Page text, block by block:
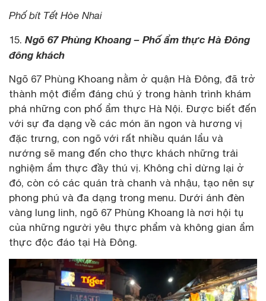
Phố bít Tết Hòe Nhai
15. Ngõ 67 Phùng Khoang – Phố ẩm thực Hà Đông
đông khách
Ngõ 67 Phùng Khoang nằm ở quận Hà Đông, đã trở
thành một điểm đáng chú ý trong hành trình khám
phá những con phố ẩm thực Hà Nội. Được biết đến
với sự đa dạng về các món ăn ngon và hương vị
đặc trưng, con ngõ với rất nhiều quán lẩu và
nướng sẽ mang đến cho thực khách những trải
nghiệm ẩm thực đầy thú vị. Không chỉ dừng lại ở
đó, còn có các quán trà chanh và nhậu, tạo nên sự
phong phú và đa dạng trong menu. Dưới ánh đèn
vàng lung linh, ngõ 67 Phùng Khoang là nơi hội tụ
của những người yêu thực phẩm và không gian ẩm
thực độc đáo tại Hà Đông.